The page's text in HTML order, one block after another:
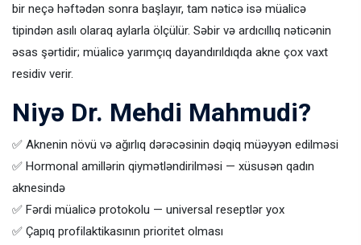
bir neçə həftədən sonra başlayır, tam nəticə isə müalicə
tipindən asılı olaraq aylarla ölçülür. Səbir və ardıcıllıq nəticənin
əsas şərtidir; müalicə yarımçıq dayandırıldıqda akne çox vaxt
residiv verir.
Niyə Dr. Mehdi Mahmudi?
✅ Aknenin növü və ağırlıq dərəcəsinin dəqiq müəyyən edilməsi
✅ Hormonal amillərin qiymətləndirilməsi — xüsusən qadın
aknesində
✅ Fərdi müalicə protokolu — universal reseptlər yox
✅ Çapıq profilaktikasının prioritet olması